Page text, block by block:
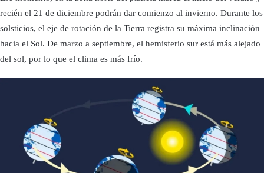
recién el 21 de diciembre podrán dar comienzo al invierno. Durante los
solsticios, el eje de rotación de la Tierra registra su máxima inclinación
hacia el Sol. De marzo a septiembre, el hemisferio sur está más alejado
del sol, por lo que el clima es más frío.